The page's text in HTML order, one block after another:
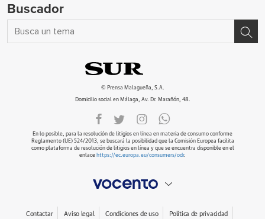
Buscador
© Prensa Malagueña, S.A.
Domicilio social en Málaga, Av. Dr. Marañón, 48.
En lo posible, para la resolución de litigios en línea en materia de consumo conforme
Reglamento (UE) 524/2013, se buscará la posibilidad que la Comisión Europea facilita
como plataforma de resolución de litigios en línea y que se encuentra disponible en el
enlace https://ec.europa.eu/consumers/odr.
Contactar Aviso legal Condiciones de uso Política de privacidad